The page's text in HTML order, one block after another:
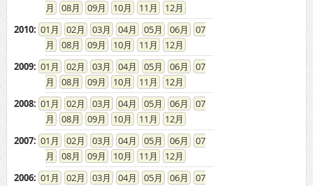
08
09 10 11
12
2010: 01 02 03 04 05 06
07
08
09 10 11
12
2009: 01 02 03 04 05 06
07
08
09 10 11
12
2008: 01 02 03 04 05 06
07
08
09 10 11
12
2007: 01 02 03 04 05 06
07
08
09 10 11
12
2006: 01 02 03 04 05 06
07